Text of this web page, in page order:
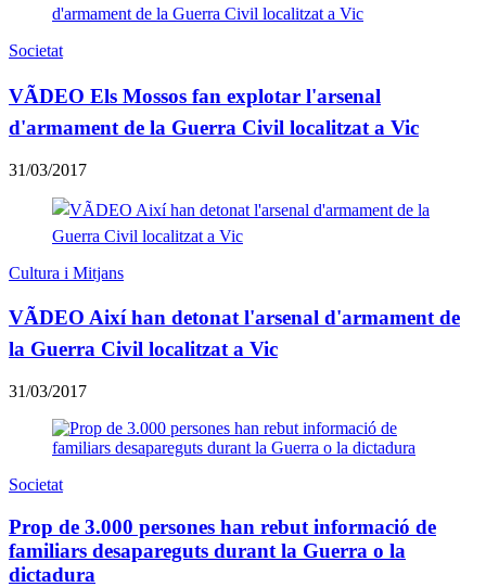
Societat
VÃDEO Els Mossos fan explotar l'arsenal
d'armament de la Guerra Civil localitzat a Vic
31/03/2017
Cultura i Mitjans
VÃDEO Així han detonat l'arsenal d'armament de
la Guerra Civil localitzat a Vic
31/03/2017
Societat
Prop de 3.000 persones han rebut informació de
familiars desapareguts durant la Guerra o la
dictadura